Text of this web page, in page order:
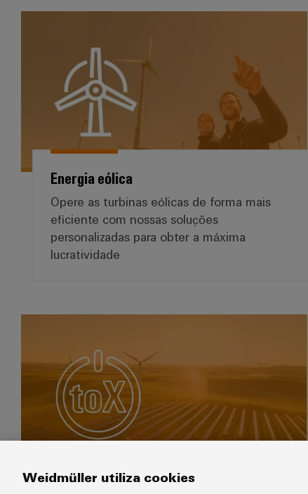
Energia eólica
Opere as turbinas eólicas de forma mais
eficiente com nossas soluções
personalizadas para obter a máxima
lucratividade
Power-to-X
Weidmüller utiliza cookies